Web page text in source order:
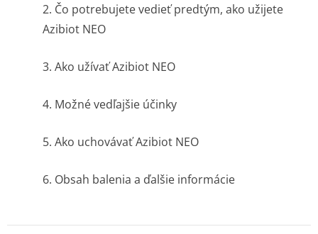
2. Čo potrebujete vedieť predtým, ako užijete
Azibiot NEO
3. Ako užívať Azibiot NEO
4. Možné vedľajšie účinky
5. Ako uchovávať Azibiot NEO
6. Obsah balenia a ďalšie informácie